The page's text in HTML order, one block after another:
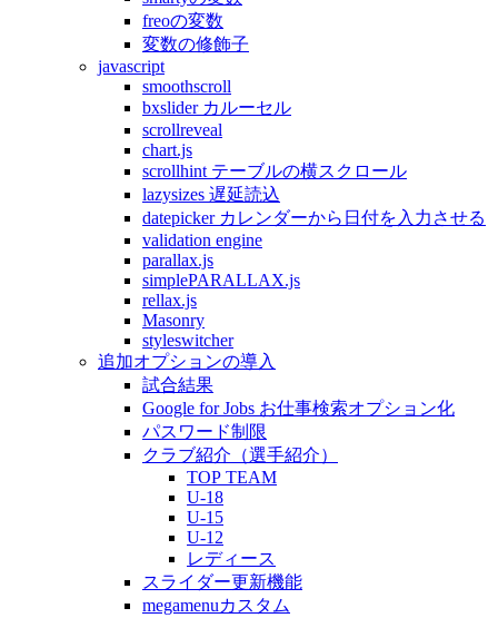
freoの変数
変数の修飾子
javascript
smoothscroll
bxslider カルーセル
scrollreveal
chart.js
scrollhint テーブルの横スクロール
lazysizes 遅延読込
datepicker カレンダーから日付を入力させる
validation engine
parallax.js
simplePARALLAX.js
rellax.js
Masonry
styleswitcher
追加オプションの導入
試合結果
Google for Jobs お仕事検索オプション化
パスワード制限
クラブ紹介（選手紹介）
TOP TEAM
U-18
U-15
U-12
レディース
スライダー更新機能
megamenuカスタム